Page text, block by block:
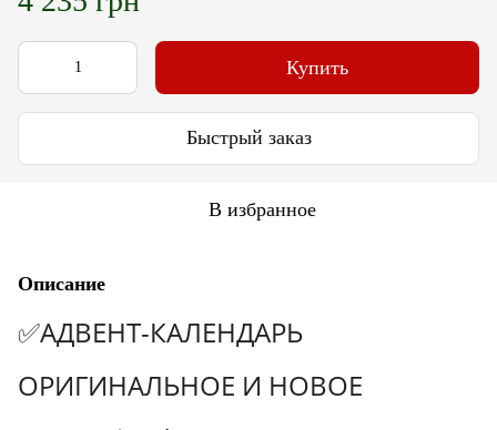
Купить
Быстрый заказ
В избранное
Описание
✅АДВЕНТ-КАЛЕНДАРЬ
ОРИГИНАЛЬНОЕ И НОВОЕ